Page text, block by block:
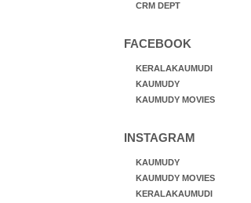
CRM DEPT
FACEBOOK
KERALAKAUMUDI
KAUMUDY
KAUMUDY MOVIES
INSTAGRAM
KAUMUDY
KAUMUDY MOVIES
KERALAKAUMUDI